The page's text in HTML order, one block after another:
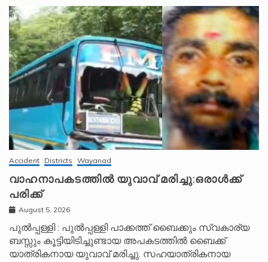
Accident Districts Wayanad
വാഹനാപകടത്തിൽ യുവാവ് മരിച്ചു:ഒരാൾക്ക്
പരിക്ക്
August 5, 2026
പുൽപ്പള്ളി : പുൽപ്പള്ളി പാക്കത്ത് ബൈക്കും സ്വകാര്യ
ബസ്സും കൂട്ടിയിടിച്ചുണ്ടായ അപകടത്തിൽ ബൈക്ക്
യാത്രികനായ യുവാവ് മരിച്ചു. സഹയാത്രികനായ